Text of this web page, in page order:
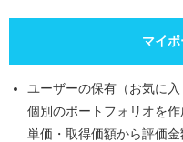
マイ
ユーザーの保有（お気に
個別のポートフォリオを
単価・取得価額から評価